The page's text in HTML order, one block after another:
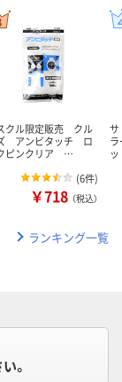
クル限定販売 クル
アンビタッチ ロ
ピンクリア …
(6件)
￥718 （税込）
ランキング一覧
。